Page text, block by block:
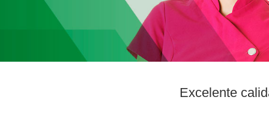
´
Excelente